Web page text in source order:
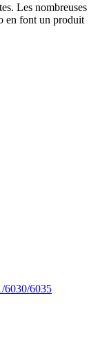
Les nombreuses
en font un produit
6030/6035